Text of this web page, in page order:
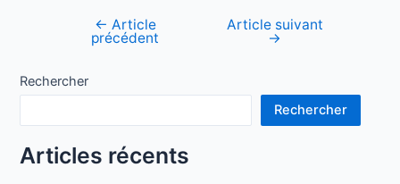
Navigation
← Article
précédent
Article suivant
→
Rechercher
Rechercher
Articles récents